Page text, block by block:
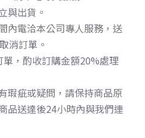
與出貨。
內電洽本公司專人服務，送
消訂單。
，酌收訂購金額20%處理
瑕疵或疑問，請保持商品原
品送達後24小時內與我們連